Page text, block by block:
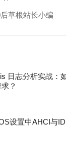
草根站长小编
日志分析实战：
？
设置中AHCI与